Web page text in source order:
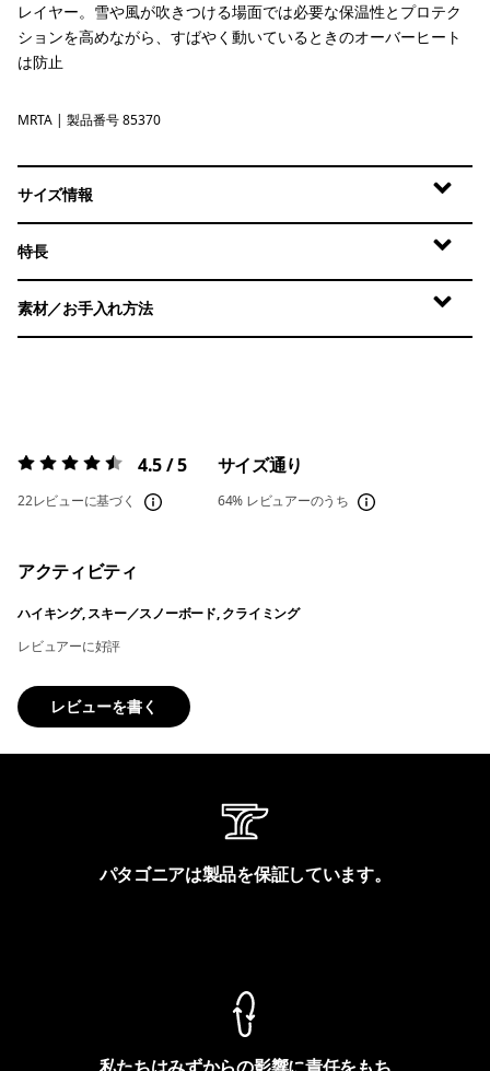
レイヤー。雪や風が吹きつける場面では必要な保温性とプロテク
ションを高めながら、すばやく動いているときのオーバーヒート
は防止
Moonrise Taupe
MRTA | 製品番号 85370
サイズ情報
特長
素材／お手入れ方法
評価:4.5 / 5 4.5 / 5
22レビューに基づく
サイズ通り
64% レビュアーのうち
アクティビティ
ハイキング, スキー／スノーボード, クライミング
レビュアーに好評
レビューを書く
パタゴニアは製品を保証しています。